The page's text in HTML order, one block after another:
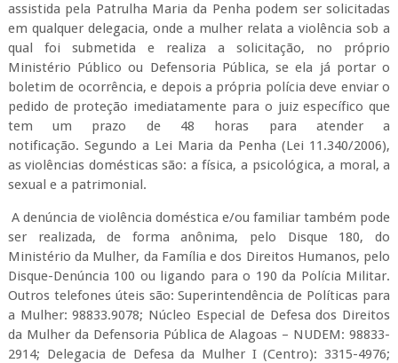
Ministério da Mulher, da Família e dos Direitos Humanos, pelo
Disque-Denúncia 100 ou ligando para o 190 da Polícia Militar.
Outros telefones úteis são: Superintendência de Políticas para
a Mulher: 98833.9078; Núcleo Especial de Defesa dos Direitos
da Mulher da Defensoria Pública de Alagoas – NUDEM: 98833-
2914; Delegacia de Defesa da Mulher I (Centro): 3315-4976;
Delegacia de Defesa da Mulher II (Salvador Lyra): 3315-4327;
Delegacia de Defesa da Mulher III (Arapiraca): 3521-6318;
Juizado de Violência Doméstica e Familiar (Maceió): (82) 9
9982-3059; Comissão da Mulher e Direitos Humanos da
Para quem busca atendimento ou mais informações sobre o
Centro Especializado de Atendimento à Mulher: está localizado
na Rua Dr. Augusto Cardoso, no bairro Jatiúca, em Maceió,
com atendimento ao público das 8h às 17h, e pelo telefone
(82) 3315-1740. Nos casos de acolhimento, está sendo
realizado atendimento psicológico online nas segundas,
quartas e sextas-feiras, das 8h às 17h, através do contato: (82)